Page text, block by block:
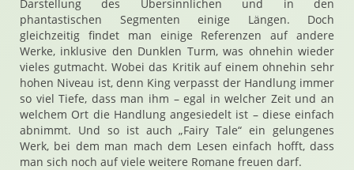
Darstellung des Übersinnlichen und in den
phantastischen Segmenten einige Längen. Doch
gleichzeitig findet man einige Referenzen auf andere
Werke, inklusive den Dunklen Turm, was ohnehin wieder
vieles gutmacht. Wobei das Kritik auf einem ohnehin sehr
hohen Niveau ist, denn King verpasst der Handlung immer
so viel Tiefe, dass man ihm – egal in welcher Zeit und an
welchem Ort die Handlung angesiedelt ist – diese einfach
abnimmt. Und so ist auch „Fairy Tale“ ein gelungenes
Werk, bei dem man mach dem Lesen einfach hofft, dass
man sich noch auf viele weitere Romane freuen darf.